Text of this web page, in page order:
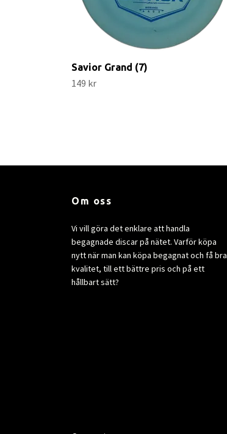
Savior Grand (7)
149 kr
Om oss
Vi vill göra det enklare att handla
begagnade discar på nätet. Varför köpa
nytt när man kan köpa begagnat och få bra
kvalitet, till ett bättre pris och på ett
hållbart sätt?